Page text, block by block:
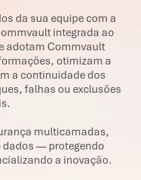
da sua equipe com a
integrada ao
adotam Commvault
otimizam a
a continuidade dos
falhas ou exclusões
multicamadas,
dados — protegendo
a inovação.